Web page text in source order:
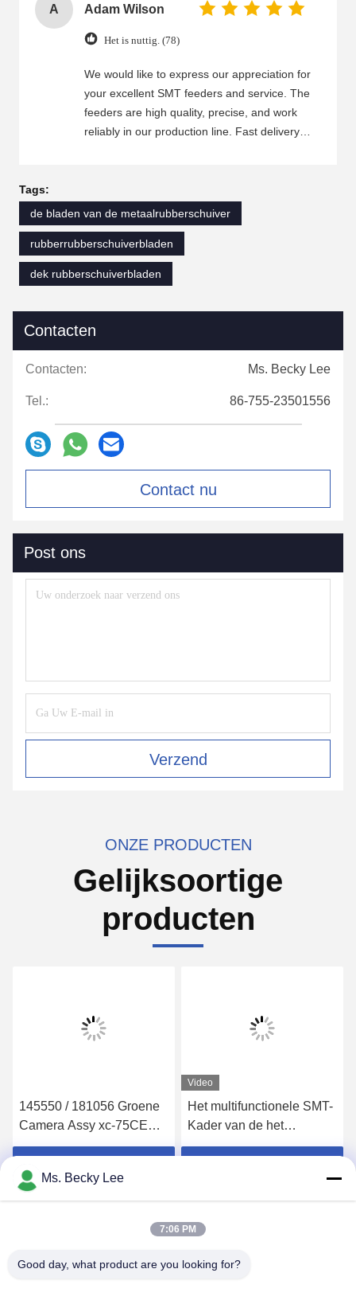
A Adam Wilson
Het is nuttig. (78)
We would like to express our appreciation for
your excellent SMT feeders and service. The
feeders are high quality, precise, and work
reliably in our production line. Fast delivery
professional, and always ready to help.
Whenever we have technical questions or
need to confirm specifications, you reply
quickly and provide detailed answers. This
cooperation has been very smooth, and we will
Tags:
de bladen van de metaalrubberschuiver
rubberrubberschuiverbladen
dek rubberschuiverbladen
Contacten
Contacten: Ms. Becky Lee
Tel.: 86-755-23501556
Contact nu
Post ons
Verzend
ONZE PRODUCTEN
Gelijksoortige
producten
145550 / 181056 Groene
Camera Assy xc-75CE
voor SMT-het
Video
Het multifunctionele SMT-
Kader van de het
Staal Netto Schakelaar
Schermdruk
Ms. Becky Lee
7:06 PM
Good day, what product are you looking for?